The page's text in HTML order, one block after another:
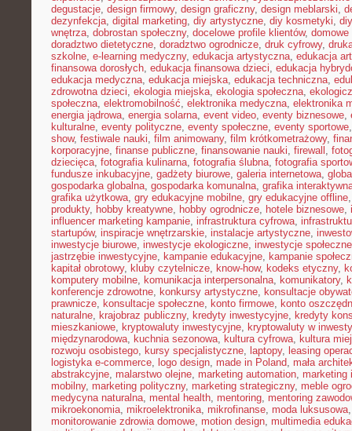
degustacje, design firmowy, design graficzny, design meblarski,
dezynfekcja, digital marketing, diy artystyczne, diy kosmetyki,
wnętrza, dobrostan społeczny, docelowe profile klientów,
doradztwo dietetyczne, doradztwo ogrodnicze, druk cyfrowy,
szkolne, e-learning medyczny, edukacja artystyczna, edukacja
finansowa dorosłych, edukacja finansowa dzieci, edukacja
edukacja medyczna, edukacja miejska, edukacja techniczna,
zdrowotna dzieci, ekologia miejska, ekologia społeczna,
społeczna, elektromobilność, elektronika medyczna, elektronika
energia jądrowa, energia solarna, event video, eventy biznesowe,
kulturalne, eventy polityczne, eventy społeczne, eventy sportowe
show, festiwale nauki, film animowany, film krótkometrażowy,
korporacyjne, finanse publiczne, finansowanie nauki, firewall ,
dziecięca, fotografia kulinarna, fotografia ślubna, fotografia
fundusze inkubacyjne, gadżety biurowe, galeria internetowa,
gospodarka globalna, gospodarka komunalna, grafika
grafika użytkowa, gry edukacyjne mobilne, gry edukacyjne offline
produkty, hobby kreatywne, hobby ogrodnicze, hotele biznesowe,
influencer marketing kampanie, infrastruktura cyfrowa,
startupów, inspiracje wnętrzarskie, instalacje artystyczne,
inwestycje biurowe, inwestycje ekologiczne, inwestycje społeczne
jastrzębie inwestycyjne, kampanie edukacyjne, kampanie
kapitał obrotowy, kluby czytelnicze, know-how, kodeks etyczny,
komputery mobilne, komunikacja interpersonalna, komunikatory,
konferencje zdrowotne, konkursy artystyczne, konsultacje
prawnicze, konsultacje społeczne, konto firmowe, konto
naturalne, krajobraz publiczny, kredyty inwestycyjne, kredyty
mieszkaniowe, kryptowaluty inwestycyjne, kryptowaluty w
międzynarodowa, kuchnia sezonowa, kultura cyfrowa, kultura
rozwoju osobistego, kursy specjalistyczne, laptopy, leasing
logistyka e-commerce, logo design, made in Poland, mała
abstrakcyjne, malarstwo olejne, marketing automation, marketing
mobilny, marketing polityczny, marketing strategiczny, meble
medycyna naturalna, mental health, mentoring, mentoring
mikroekonomia, mikroelektronika, mikrofinanse, moda luksusowa
monitorowanie zdrowia domowe, motion design, multimedia